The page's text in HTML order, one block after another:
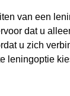
van een
dat u
u zich
leningoptie